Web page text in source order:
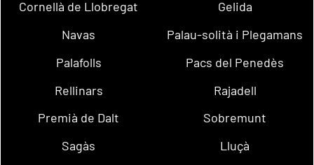
Cornellà de Llobregat
Gelida
Navas
Palau-solità i Plegamans
Palafolls
Pacs del Penedès
Rellinars
Rajadell
Premià de Dalt
Sobremunt
Sagàs
Lluçà